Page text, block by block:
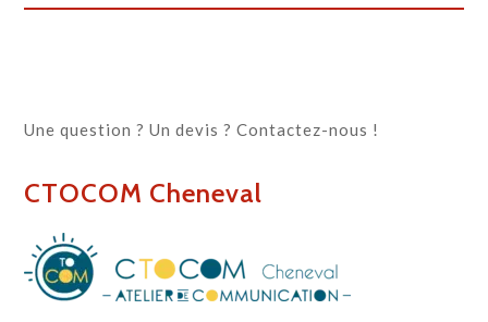
Une question ? Un devis ? Contactez-nous !
CTOCOM Cheneval